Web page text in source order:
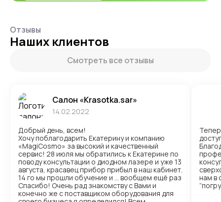
Отзывы
Наших клиентов
Смотреть все отзывы
Салон «Krasotka.sar»
14.02.2022
Добрый день, всем!
Хочу поблагодарить Екатерину и компанию
«MagiCosmo» за высокий и качественный
сервис! 28 июля мы обратились к Екатерине по
поводу консультации о диодном лазере и уже 13
августа, красавец прибор прибыл в наш кабинет.
14 го мы прошли обучение и … вообщем ещё раз
Спасибо! Очень рад знакомству с Вами и
конечно же с поставщиком оборудования для
нам в